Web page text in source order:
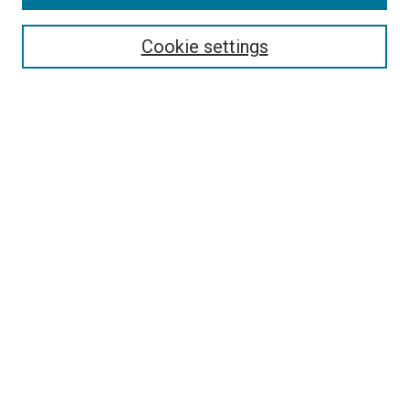
Cookie settings